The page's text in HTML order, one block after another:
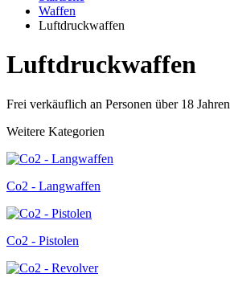
Waffen
Luftdruckwaffen
Luftdruckwaffen
Frei verkäuflich an Personen über 18 Jahren
Weitere Kategorien
Co2 - Langwaffen
Co2 - Pistolen